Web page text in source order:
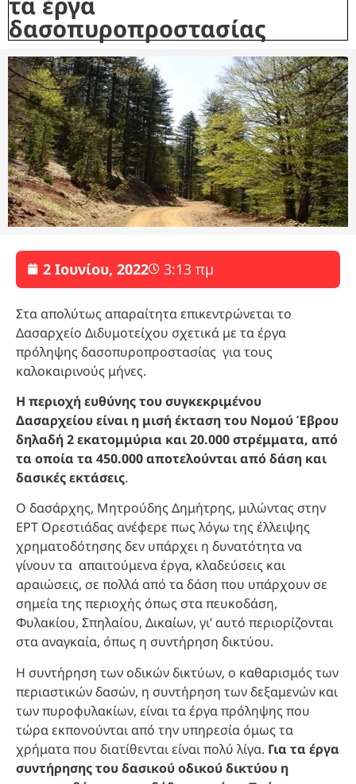
δασοπυροπροστασίας
2 Ιουνίου, 2022 3:13 πμ
Στα απολύτως απαραίτητα επικεντρώνεται το
Δασαρχείο Διδυμοτείχου σχετικά με τα έργα
πρόληψης δασοπυροπροστασίας για τους
καλοκαιρινούς μήνες.
Η περιοχή ευθύνης του συγκεκριμένου
Δασαρχείου είναι η μισή έκταση του Νομού Έβρου
δηλαδή 2 εκατομμύρια και 20.000 στρέμματα, από
τα οποία τα 450.000 αποτελούνται από δάση και
δασικές εκτάσεις.
Ο δασάρχης, Μητρούδης Δημήτρης, μιλώντας στην
ΕΡΤ Ορεστιάδας ανέφερε πως λόγω της έλλειψης
χρηματοδότησης δεν υπάρχει η δυνατότητα να
γίνουν τα απαιτούμενα έργα, κλαδεύσεις και
αραιώσεις, σε πολλά από τα δάση που υπάρχουν σε
σημεία της περιοχής όπως στα πευκοδάση,
Φυλακίου, Σπηλαίου, Δικαίων, γι’ αυτό περιορίζονται
στα αναγκαία, όπως η συντήρηση δικτύου.
Η συντήρηση των οδικών δικτύων, ο καθαρισμός των
περιαστικών δασών, η συντήρηση των δεξαμενών και
των πυροφυλακίων, είναι τα έργα πρόληψης που
τώρα εκπονούνται από την υπηρεσία όμως τα
χρήματα που διατίθενται είναι πολύ λίγα. Για τα έργα
συντήρησης του δασικού οδικού δικτύου η